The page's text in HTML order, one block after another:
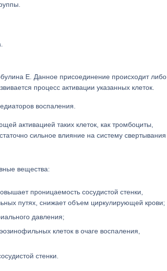
Е. Данное присоединение происходит либо
процесс активации указанных клеток.
воспаления.
активацией таких клеток, как тромбоциты,
сильное влияние на систему свертывания
вещества:
проницаемость сосудистой стенки,
путях, снижает объем циркулирующей крови;
давления;
клеток в очаге воспаления,
стенки.